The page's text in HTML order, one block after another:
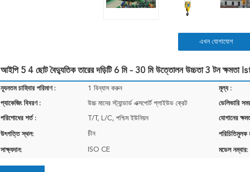
এখন যোগাযোগ
আইপি 5 4 ছোট বৈদ্যুতিক তারের দড়িটি 6 মি - 30 মি উত্তোলন উচ্চতা 3 টন ক্ষমতা
ন্যূনতম চাহিদার পরিমাণ : 1 বিন্যাস করুন মূল্য :
প্যাকেজিং বিবরণ : উচ্চ মানের স্ট্যান্ডার্ড এক্সপোর্ট প্লাইউড ক্রেট ডেলিভারি
পরিশোধের শর্ত : T/T, L/C, পশ্চিম ইউনিয়ন যোগানের
উৎপত্তি স্থল: চীন পরিচিতিমুলক
সাক্ষ্যদান: ISO CE মডেল নম্বার: